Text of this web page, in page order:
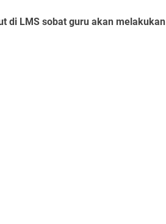
di LMS sobat guru akan melakukan